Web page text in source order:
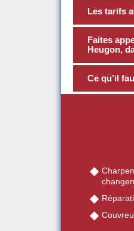
Les tarifs
Faites
Heugon,
Ce qu’il